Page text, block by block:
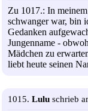
Zu 1017.: In
schwanger war, bin
Gedanken
Jungenname -
Mädchen zu
liebt heute seinen
1015. Lulu schrieb